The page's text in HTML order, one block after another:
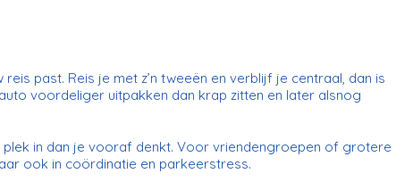
past. Reis je met z’n tweeën en verblijf je centraal, dan is
voordeliger uitpakken dan krap zitten en later alsnog
in dan je vooraf denkt. Voor vriendengroepen of grotere
ook in coördinatie en parkeerstress.